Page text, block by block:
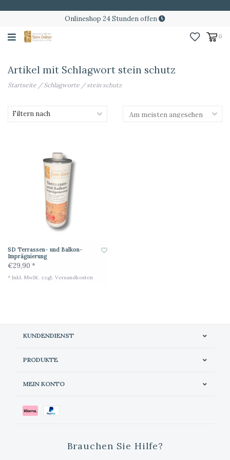
Onlineshop 24 Stunden offen
0
Artikel mit Schlagwort stein schutz
Startseite /Schlagworte /stein schutz
Filtern nach
SD Terrassen- und Balkon-
Imprägnierung
€29,90 *
* Inkl. MwSt. zzgl. Versandkosten
KUNDENDIENST
PRODUKTE
MEIN KONTO
Brauchen Sie Hilfe?